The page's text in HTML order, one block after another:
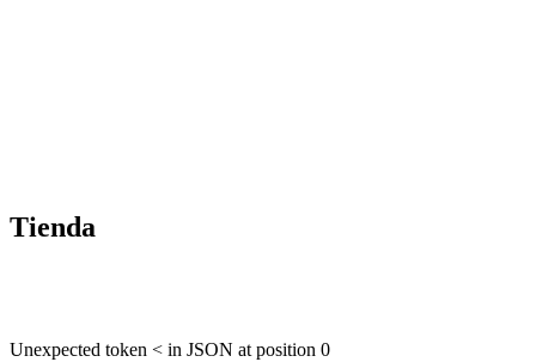
Tienda
Unexpected token < in JSON at position 0